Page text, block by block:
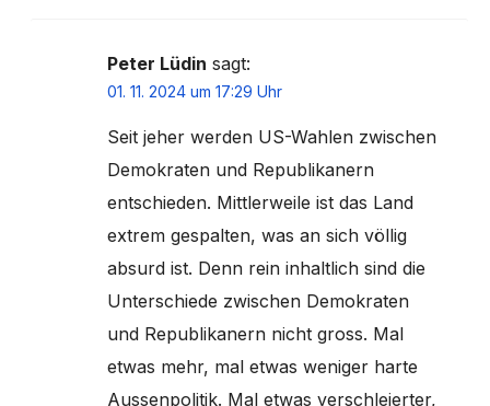
Peter Lüdin sagt:
01. 11. 2024 um 17:29 Uhr
Seit jeher werden US-Wahlen zwischen
Demokraten und Republikanern
entschieden. Mittlerweile ist das Land
extrem gespalten, was an sich völlig
absurd ist. Denn rein inhaltlich sind die
Unterschiede zwischen Demokraten
und Republikanern nicht gross. Mal
etwas mehr, mal etwas weniger harte
Aussenpolitik. Mal etwas verschleierter,